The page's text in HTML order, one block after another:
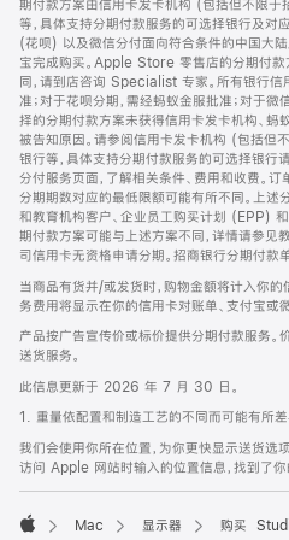
期付款方案由信用卡发卡机构 (包括但不限于
等，具体支持分期付款服务的可选择银行及对
(花呗) 以及微信分付面向符合条件的中国大
宝完成购买。Apple Store 零售店的分期付
同，请到店咨询 Specialist 专家。所有银行
准；对于花呗分期，需经蚂蚁金服批准；对于
择的分期付款方案未获得信用卡发卡机构、蚂
被告知原因。请参阅信用卡发卡机构 (包括但
银行等，具体支持分期付款服务的可选择银行
分付服务页面，了解相关条件、费用和收费。
分期期数对应的最低限额可能有所不同。上述
和教育机构客户、企业员工购买计划 (EPP)
期付款方案可能与上述方案不同，详情请参见
司信用卡无资格申请分期。招商银行分期付
当商品有货并/或发货时，购物金额将计入你的
务费用将显示在你的信用卡对账单、支付宝或
产品按广告宣传价或标价提供分期付款服务。
送货服务。
此信息更新于 2026 年 7 月 30 日。
1. 重量依配置和制造工艺的不同而可能有所差
我们会使用你所在位置，为你更快显示送货选
访问 Apple 网站时输入的位置信息，找到了你
Mac 显示器 购买